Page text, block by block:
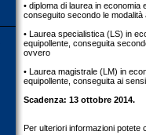
• diploma di laurea in
conseguito secondo le
• Laurea specialistica (LS) in
equipollente, conseguita
ovvero
• Laurea magistrale (LM) in
equipollente, conseguita ai
Scadenza: 13 ottobre 2014.
Per ulteriori informazioni potete